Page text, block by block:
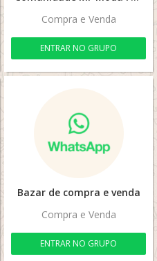
Compra e Venda
ENTRAR NO GRUPO
Bazar de compra e venda
Compra e Venda
ENTRAR NO GRUPO